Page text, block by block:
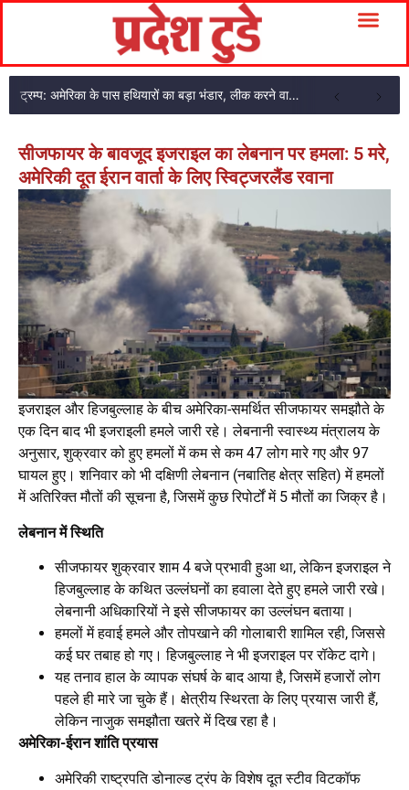
ट्रम्प: अमेरिका के पास हथियारों का बड़ा भंडार, लीक करने वालों को मिलेगी लंबी सजा
सीजफायर के बावजूद इजराइल का लेबनान पर हमला: 5 मरे,
अमेरिकी दूत ईरान वार्ता के लिए स्विट्जरलैंड रवाना
इजराइल और हिजबुल्लाह के बीच अमेरिका-समर्थित सीजफायर समझौते के
एक दिन बाद भी इजराइली हमले जारी रहे। लेबनानी स्वास्थ्य मंत्रालय के
अनुसार, शुक्रवार को हुए हमलों में कम से कम 47 लोग मारे गए और 97
घायल हुए। शनिवार को भी दक्षिणी लेबनान (नबातिह क्षेत्र सहित) में हमलों
में अतिरिक्त मौतों की सूचना है, जिसमें कुछ रिपोर्टों में 5 मौतों का जिक्र है।
लेबनान में स्थिति
सीजफायर शुक्रवार शाम 4 बजे प्रभावी हुआ था, लेकिन इजराइल ने
हिजबुल्लाह के कथित उल्लंघनों का हवाला देते हुए हमले जारी रखे।
लेबनानी अधिकारियों ने इसे सीजफायर का उल्लंघन बताया।
हमलों में हवाई हमले और तोपखाने की गोलाबारी शामिल रही, जिससे
कई घर तबाह हो गए। हिजबुल्लाह ने भी इजराइल पर रॉकेट दागे।
यह तनाव हाल के व्यापक संघर्ष के बाद आया है, जिसमें हजारों लोग
पहले ही मारे जा चुके हैं। क्षेत्रीय स्थिरता के लिए प्रयास जारी हैं,
लेकिन नाजुक समझौता खतरे में दिख रहा है।
अमेरिका-ईरान शांति प्रयास
अमेरिकी राष्ट्रपति डोनाल्ड ट्रंप के विशेष दूत स्टीव विटकॉफ